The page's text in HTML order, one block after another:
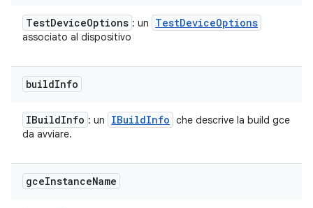
TestDeviceOptions : un TestDeviceOptions
associato al dispositivo
buildInfo
IBuildInfo : un IBuildInfo che descrive la build gce
da avviare.
gceInstanceName